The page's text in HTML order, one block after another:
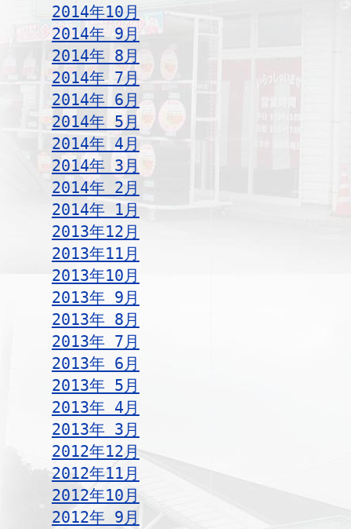
2014年10月
2014年 9月
2014年 8月
2014年 7月
2014年 6月
2014年 5月
2014年 4月
2014年 3月
2014年 2月
2014年 1月
2013年12月
2013年11月
2013年10月
2013年 9月
2013年 8月
2013年 7月
2013年 6月
2013年 5月
2013年 4月
2013年 3月
2012年12月
2012年11月
2012年10月
2012年 9月